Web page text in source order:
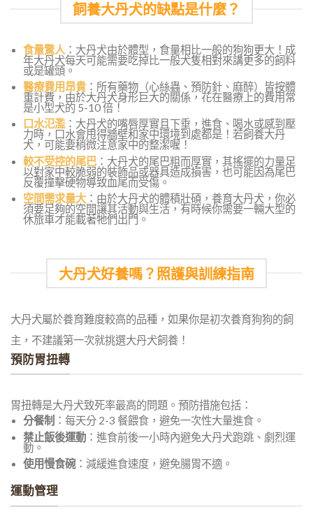
飼養大丹犬的缺點是什麼？
食量驚人 ：大丹犬由於體型，食量相比一般的狗狗更大！成
年大丹犬每天可能需要吃掉比一般犬隻相對來講更多的飼料
或是罐頭。
醫療費用昂貴：所有藥物（心絲蟲、預防針、麻醉）皆按體
重計費，由於大丹犬身形巨大的關係，花在醫療上的費用常
是小型犬的 5-10 倍！
口水氾濫：大丹犬的嘴唇厚實且下垂，進食、喝水或感到壓
力時，口水會甩得牆壁和家中環境到處都是！若飼養大丹
犬，可能要稍微注意家中的整潔喔！
較不受控的尾巴：大丹犬的尾巴粗而厚實，其搖擺的力量足
以對家中較脆弱的裝飾品或器具造成損害，也可能因為尾巴
反覆撞擊硬物導致血尾而受傷。
空間需求量大 ：由於大丹犬的體積壯碩，養育大丹犬，你必
須要足夠的空間讓其活動與生活，有時候你需要一輛大型的
休旅車才能載著牠們出門。
大丹犬好養嗎？照護與訓練指南
大丹犬屬於養育難度較高的品種，如果你是初次養育狗狗的飼
主，不建議第一次就挑選大丹犬飼養！
預防胃扭轉
胃扭轉是大丹犬致死率最高的問題。預防措施包括：
分餐制 ：每天分 2-3 餐餵食，避免一次性大量進食。
禁止飯後運動 ：進食前後一小時內避免大丹犬跑跳、劇烈運
動。
使用慢食碗：減緩進食速度，避免腸胃不適。
運動管理